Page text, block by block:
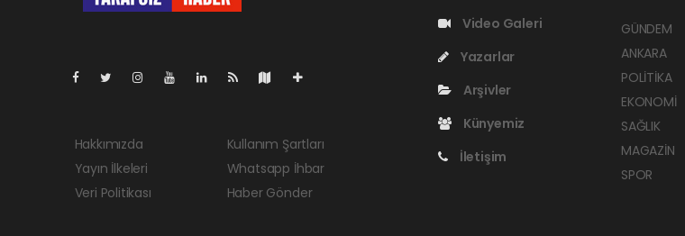
Hakkımızda
Yayın İlkeleri
Veri Politikası
Kullanım Şartları
Whatsapp İhbar
Haber Gönder
Video Galeri
Yazarlar
Arşivler
Künyemiz
İletişim
GÜNDEM
ANKARA
POLİTİKA
EKONOMİ
SAĞLIK
MAGAZİN
SPOR